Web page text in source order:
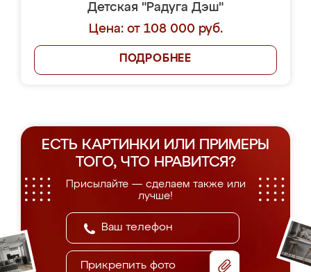
Детская "Радуга Дэш"
Цена: от 108 000 руб.
ПОДРОБНЕЕ
ЕСТЬ КАРТИНКИ ИЛИ ПРИМЕРЫ
ТОГО, ЧТО НРАВИТСЯ?
Присылайте — сделаем также или
лучше!
Прикрепить фото